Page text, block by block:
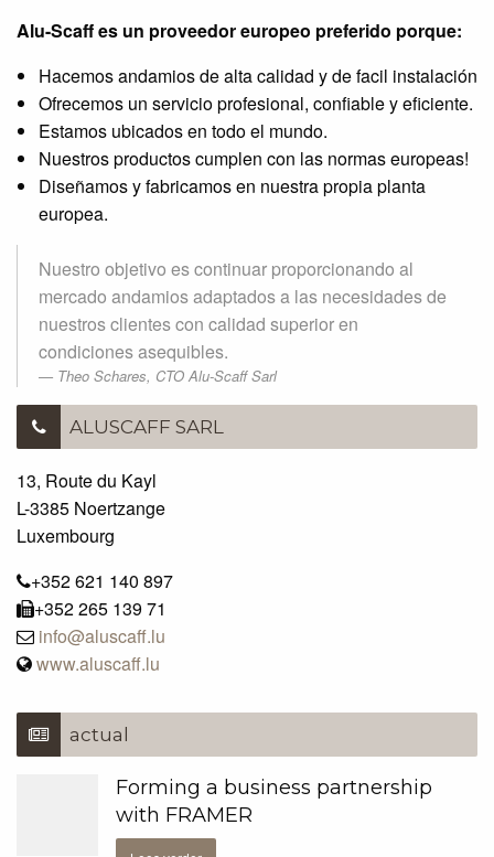
Alu-Scaff es un proveedor europeo preferido porque:
Hacemos andamios de alta calidad y de facil instalación
Ofrecemos un servicio profesional, confiable y eficiente.
Estamos ubicados en todo el mundo.
Nuestros productos cumplen con las normas europeas!
Diseñamos y fabricamos en nuestra propia planta
europea.
Nuestro objetivo es continuar proporcionando al
mercado andamios adaptados a las necesidades de
nuestros clientes con calidad superior en
condiciones asequibles.
Theo Schares, CTO Alu-Scaff Sarl
ALUSCAFF SARL
13, Route du Kayl
L-3385 Noertzange
Luxembourg
+352 621 140 897
+352 265 139 71
info@aluscaff.lu
www.aluscaff.lu
actual
Forming a business partnership
with FRAMER